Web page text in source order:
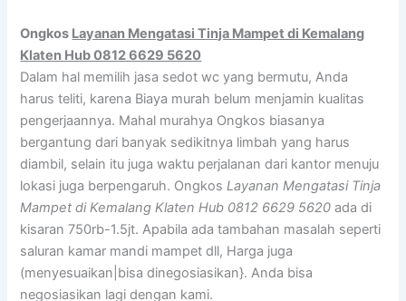
Ongkos Layanan Mengatasi Tinja Mampet di Kemalang
Klaten Hub 0812 6629 5620
Dalam hal memilih jasa sedot wc yang bermutu, Anda
harus teliti, karena Biaya murah belum menjamin kualitas
pengerjaannya. Mahal murahya Ongkos biasanya
bergantung dari banyak sedikitnya limbah yang harus
diambil, selain itu juga waktu perjalanan dari kantor menuju
lokasi juga berpengaruh. OngkosLayanan Mengatasi Tinja
Mampet di Kemalang Klaten Hub 0812 6629 5620 ada di
kisaran 750rb-1.5jt. Apabila ada tambahan masalah seperti
saluran kamar mandi mampet dll, Harga juga
(menyesuaikan|bisa dinegosiasikan}. Anda bisa
negosiasikan lagi dengan kami.